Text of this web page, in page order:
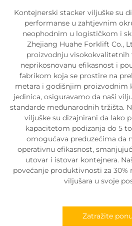
Kontejnerski stacker viljuške su
performanse u zahtjevnim
neophodnim u logističkom i
Zhejiang Huahe Forklift Co.,
proizvodnju visokokvalitetnih
neprikosnovanu efikasnost i
fabrikom koja se prostire na
metara i godišnjim proizvodnim
jedinica, osiguravamo da naši
standarde međunarodnih tržišta.
viljuške su dizajnirani da lako
kapacitetom podizanja do 5
omogućava preduzećima da
operativnu efikasnost,
utovar i istovar kontejnera.
povećanje produktivnosti za 30%
viljušara u svoje
Zatražite